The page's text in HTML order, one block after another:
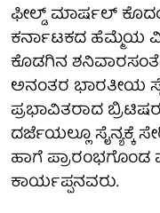
ಫೀಲ್ಡ್ ಮಾರ್ಷಲ್‌
ಕರ್ನಾಟಕದ ಹೆಮ್ಮೆಯ
ಕೊಡಗಿನ
ಅನಂತರ ಭಾರತೀಯ
ಪ್ರಭಾವಿತ­ರಾದ
ದರ್ಜೆಯಲ್ಲೂ ಸೈನ್ಯಕ್ಕೆ
ಹಾಗೆ ಪ್ರಾರಂಭ­ಗೊಂಡ
ಕಾರ್ಯಪ್ಪ­ನವರು.